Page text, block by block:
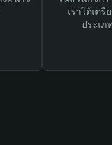
เราได้เต
ประเ